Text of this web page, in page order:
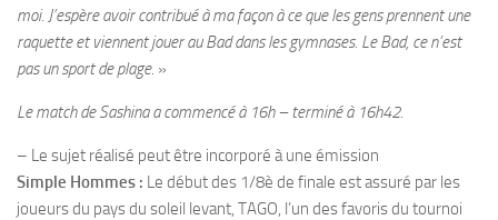
moi. J’espère avoir contribué à ma façon à ce que les gens prennent une
raquette et viennent jouer au Bad dans les gymnases. Le Bad, ce n’est
pas un sport de plage. »
Le match de Sashina a commencé à 16h – terminé à 16h42.
– Le sujet réalisé peut être incorporé à une émission
Simple Hommes : Le début des 1/8è de finale est assuré par les
joueurs du pays du soleil levant, TAGO, l’un des favoris du tournoi